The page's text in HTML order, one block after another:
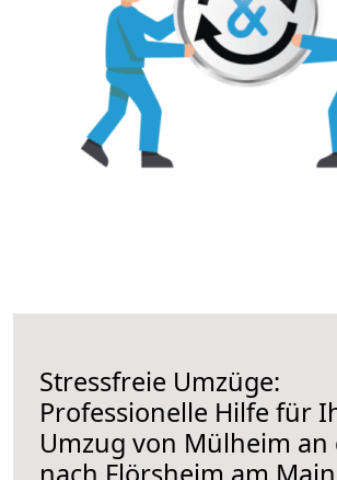
Stressfreie Umzüge:
Professionelle Hilfe für
Umzug von Mülheim